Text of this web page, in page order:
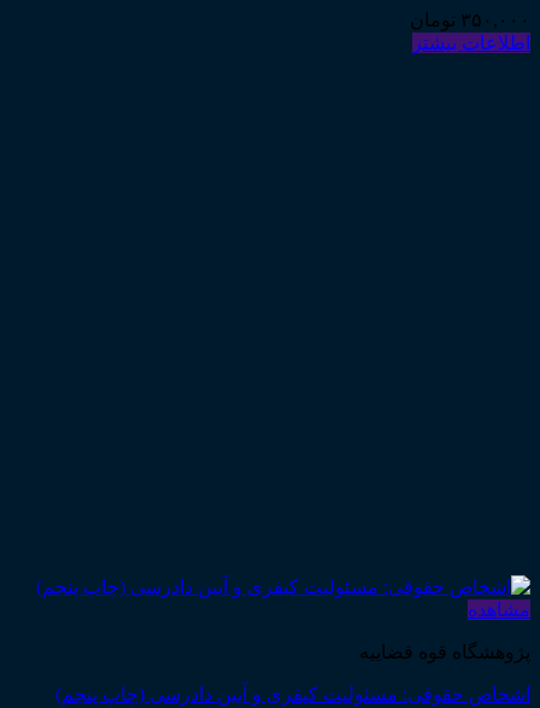
۳۵۰,۰۰۰ تومان
اطلاعات بیشتر
مشاهده
پژوهشگاه قوه قضاییه
اشخاص حقوقی: مسئولیت کیفری و آیین دادرسی (چاپ پنجم)